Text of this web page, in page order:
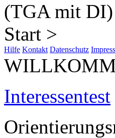
(TGA mit DI)
Start >
Hilfe Kontakt Datenschutz
Interessentest